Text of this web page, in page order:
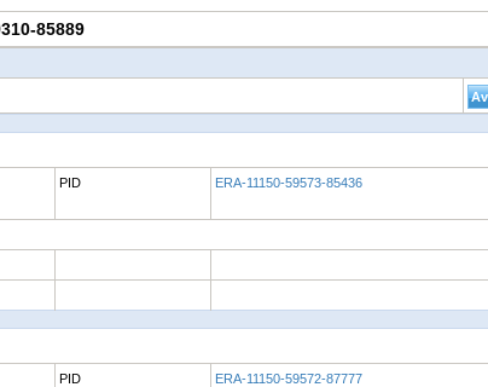
85889
PID ERA-11150-59573-85436
PID ERA-11150-59572-87777